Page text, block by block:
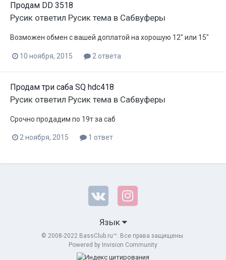
Продам DD 3518
Русик ответил Русик тема в Сабвуферы
Возможен обмен с вашей доплатой на хорошую 12" или 15"
10 ноября, 2015 2 ответа
Продам три саба SQ hdc418
Русик ответил Русик тема в Сабвуферы
Срочно продадим по 19т за саб
2 ноября, 2015 1 ответ
Язык
© 2008-2022 BassClub.ru™. Все права защищены.
Powered by Invision Community